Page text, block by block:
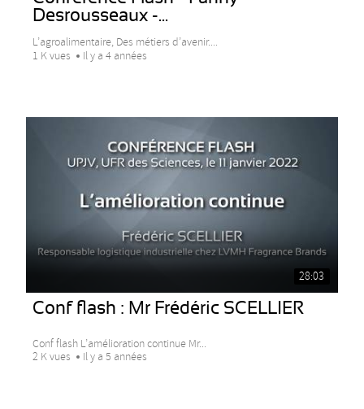
Desrousseaux -...
L’agroalimentaire, Des métiers d’avenir....
1 K vues
Il y a 4 années
28:03
Conf flash : Mr Frédéric SCELLIER
Conf flash L’amélioration continue Mr...
2 K vues
Il y a 5 années